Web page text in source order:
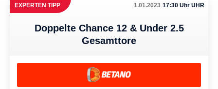
EXPERTEN TIPP 1.01.2023 17:30 Uhr UHR
Doppelte Chance 12 & Under 2.5
Gesamttore